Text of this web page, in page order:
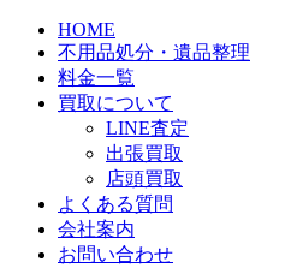
HOME
不用品処分・遺品整理
料金一覧
買取について
LINE査定
出張買取
店頭買取
よくある質問
会社案内
お問い合わせ